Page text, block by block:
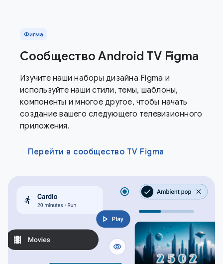
Фигма
Сообщество Android TV Figma
Изучите наши наборы дизайна Figma и
используйте наши стили, темы, шаблоны,
компоненты и многое другое, чтобы начать
создание вашего следующего телевизионного
приложения.
Перейти в сообщество TV Figma